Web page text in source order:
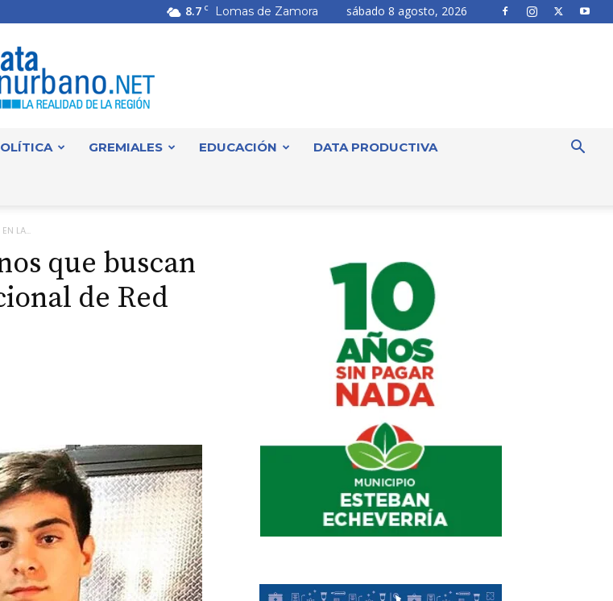
8.7 C Lomas de Zamora sábado 8 agosto, 2026
GREMIALES EDUCACIÓN DATA PRODUCTIVA
LA...
que buscan
de Red